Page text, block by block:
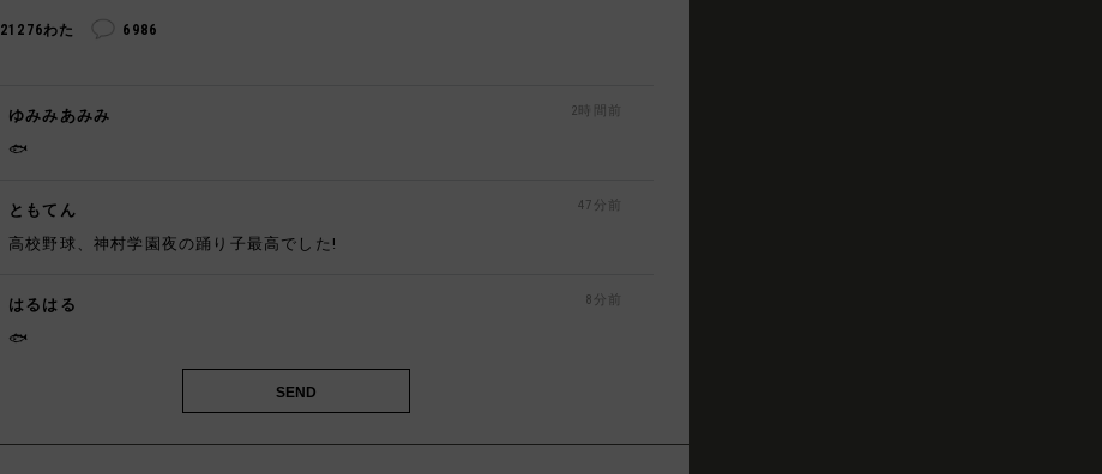
21276わた 6986
ゆみみあみみ
🐟
2時間前
ともてん
高校野球、神村学園夜の踊り子最高でした!
47分前
はるはる
🐟️
8分前